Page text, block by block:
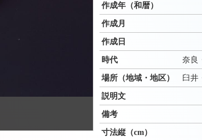
作成年（和暦）
作成月
作成日
時代 奈良
場所（地域・地区） 臼井
説明文
備考
寸法縦（cm）